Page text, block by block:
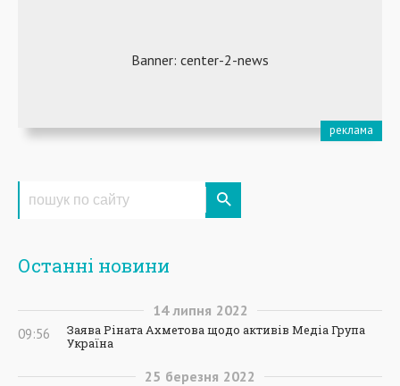
Останні новини
14 липня 2022
09:56
Заява Ріната Ахметова щодо активів Медіа Група
Україна
25 березня 2022